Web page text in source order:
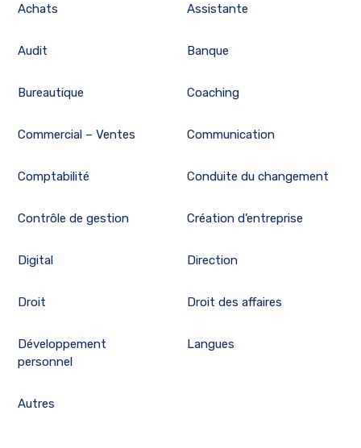
Achats Assistante
Audit Banque
Bureautique Coaching
Commercial – Ventes Communication
Comptabilité Conduite du changement
Contrôle de gestion Création d’entreprise
Digital Direction
Droit Droit des affaires
Développement
personnel
Langues
Autres